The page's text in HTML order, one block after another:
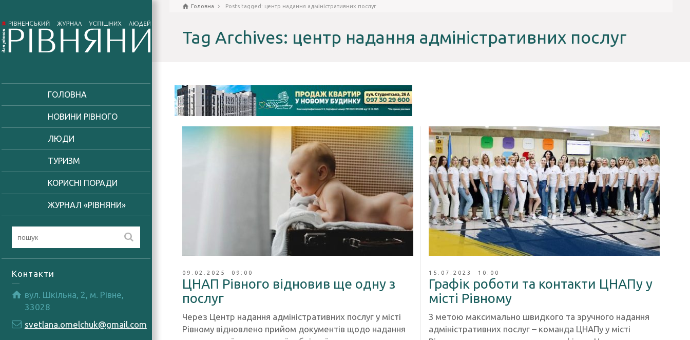
ГОЛОВНА
НОВИНИ РІВНОГО
ЛЮДИ
ТУРИЗМ
КОРИСНІ ПОРАДИ
ЖУРНАЛ «РІВНЯНИ»
Контакти
вул. Шкільна, 2, м. Рівне,
33028
svetlana.omelchuk@gmail.com
Головна Posts tagged: центр надання адміністративних послуг
Tag Archives: центр надання адміністративних послуг
09.02.2025 09:00
ЦНАП Рівного відновив ще одну з
послуг
Через Центр надання адміністративних послуг у місті
Рівному відновлено прийом документів щодо надання
15.07.2023 10:00
Графік роботи та контакти ЦНАПу у
місті Рівному
З метою максимально швидкого та зручного надання
адміністративних послуг – команда ЦНАПу у місті